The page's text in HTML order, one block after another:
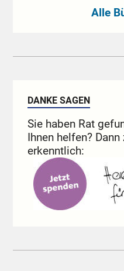
Alle
DANKE SAGEN
Sie haben Rat
Ihnen helfen?
erkenntlich: